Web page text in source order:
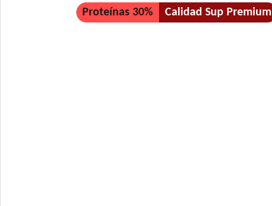
Proteínas 30% Calidad Sup Premium